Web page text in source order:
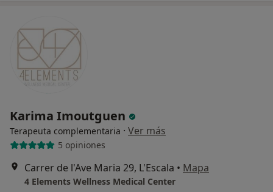
Karima Imoutguen
Terapeuta complementaria · Ver más
5 opiniones
Carrer de l'Ave Maria 29, L'Escala • Mapa
4 Elements Wellness Medical Center